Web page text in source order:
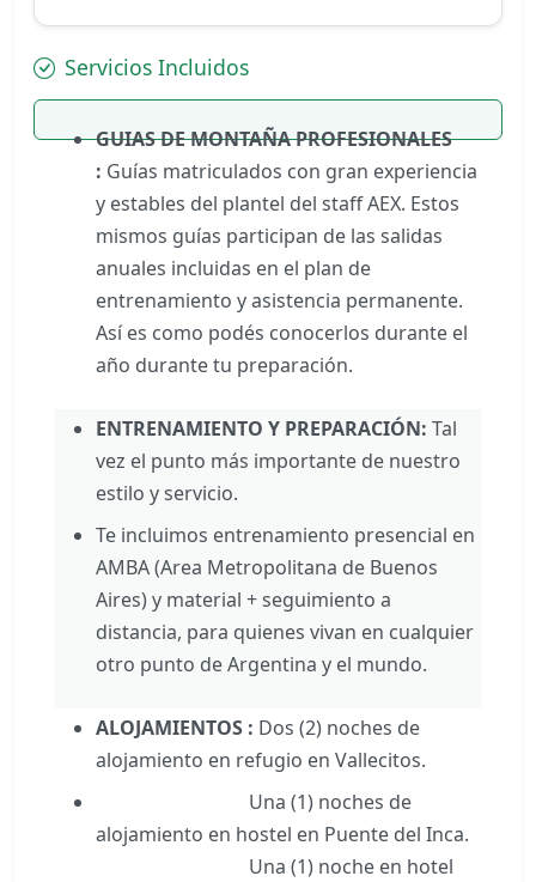
Servicios Incluidos
GUIAS DE MONTAÑA PROFESIONALES
: Guías matriculados con gran experiencia
y estables del plantel del staff AEX. Estos
mismos guías participan de las salidas
anuales incluidas en el plan de
entrenamiento y asistencia permanente.
Así es como podés conocerlos durante el
año durante tu preparación.
ENTRENAMIENTO Y PREPARACIÓN: Tal
vez el punto más importante de nuestro
estilo y servicio.
Te incluimos entrenamiento presencial en
AMBA (Area Metropolitana de Buenos
Aires) y material + seguimiento a
distancia, para quienes vivan en cualquier
otro punto de Argentina y el mundo.
ALOJAMIENTOS : Dos (2) noches de
alojamiento en refugio en Vallecitos.
Una (1) noches de
alojamiento en hostel en Puente del Inca.
Una (1) noche en hotel